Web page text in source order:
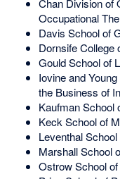
Occupational
Davis School of
Dornsife College
Gould School of
Iovine and
the Business of
Kaufman School
Keck School of
Leventhal
Marshall School
Ostrow School